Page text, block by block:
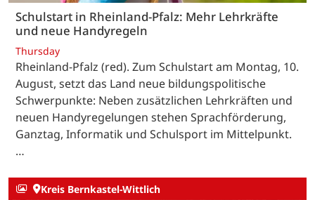
Schulstart in Rheinland-Pfalz: Mehr Lehrkräfte
und neue Handyregeln
Thursday
Rheinland-Pfalz (red). Zum Schulstart am Montag, 10.
August, setzt das Land neue bildungspolitische
Schwerpunkte: Neben zusätzlichen Lehrkräften und
neuen Handyregelungen stehen Sprachförderung,
Ganztag, Informatik und Schulsport im Mittelpunkt.
…
Kreis Bernkastel-Wittlich